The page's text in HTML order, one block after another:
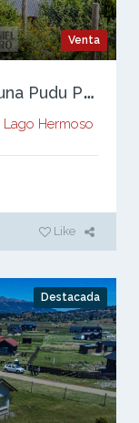
Venta
P
arque Nacional Lanin – Laguna Pudu Pudu
Lago Hermoso
Like
Destacada